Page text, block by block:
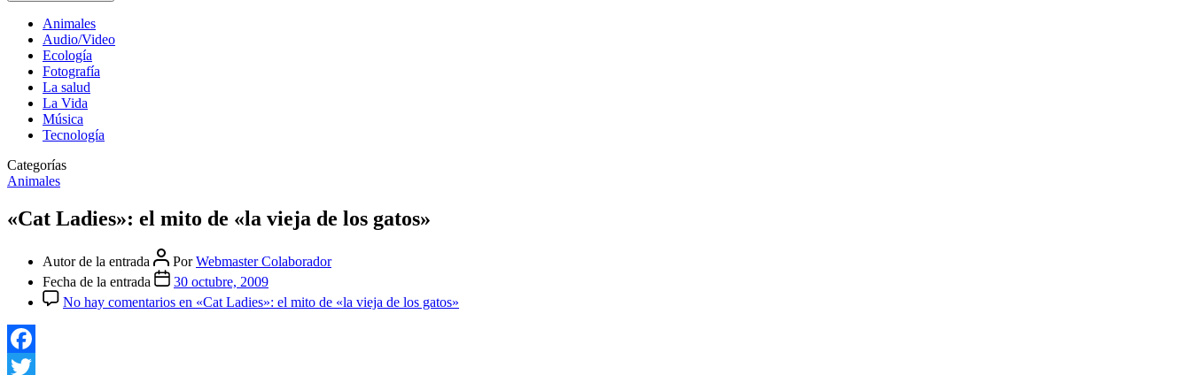
Animales
Audio/Video
Ecología
Fotografía
La salud
La Vida
Música
Tecnología
Categorías
Animales
«Cat Ladies»: el mito de «la vieja de los gatos»
Autor de la entrada PorWebmaster Colaborador
Fecha de la entrada
30 octubre, 2009
No hay comentarios en «Cat Ladies»: el mito de «la vieja de los gatos»
Facebook